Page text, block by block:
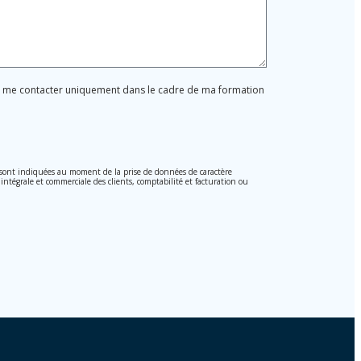
me contacter uniquement dans le cadre de ma formation
indiquées au moment de la prise de données de caractère
et commerciale des clients, comptabilité et facturation ou
du 13 décembre sur la protection des données personnelles.
2016 (RGPD) en envoyant une lettre accompagnée d'une